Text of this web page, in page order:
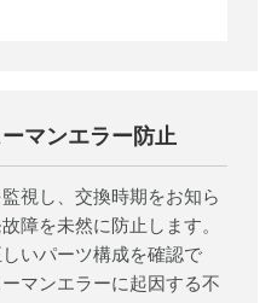
マンエラー防止
視し、交換時期をお知ら
障を未然に防止します。
いパーツ構成を確認で
マンエラーに起因する不